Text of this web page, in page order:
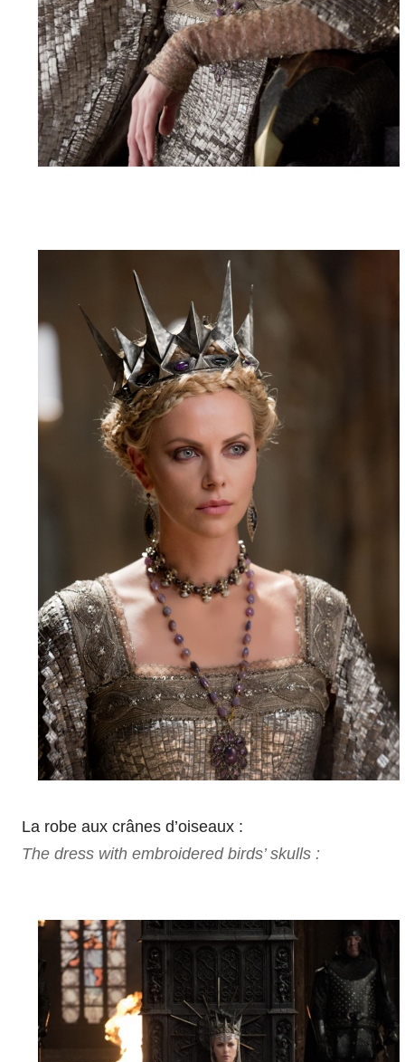
La robe aux crânes d’oiseaux :
The dress with embroidered birds’ skulls :